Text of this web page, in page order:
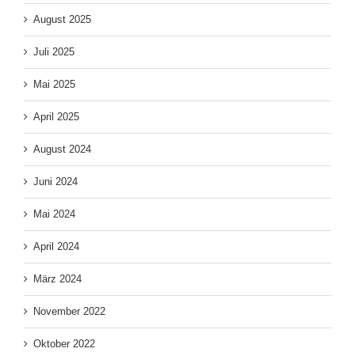
August 2025
Juli 2025
Mai 2025
April 2025
August 2024
Juni 2024
Mai 2024
April 2024
März 2024
November 2022
Oktober 2022